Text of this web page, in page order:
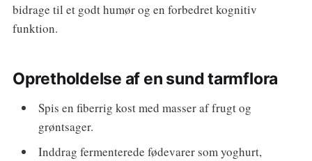
bidrage til et godt humør og en forbedret kognitiv
funktion.
Opretholdelse af en sund tarmflora
Spis en fiberrig kost med masser af frugt og
grøntsager.
Inddrag fermenterede fødevarer som yoghurt,